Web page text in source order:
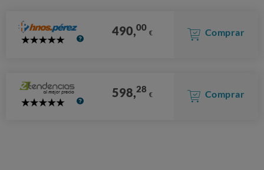
5
490,00 € Comprar
5
598,28 € Comprar